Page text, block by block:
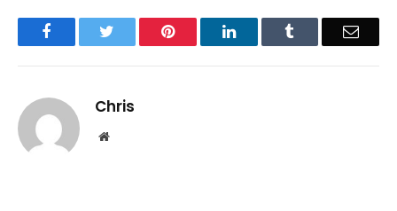
Facebook Pinterest LinkedIn Email
Chris
Website